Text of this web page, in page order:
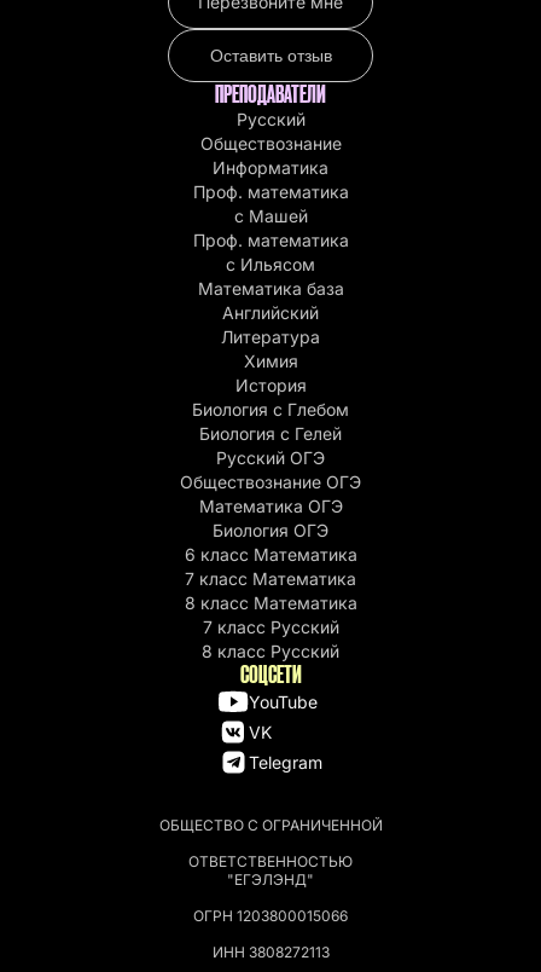
ОБЩЕСТВО С ОГРАНИЧЕННОЙ
ОТВЕТСТВЕННОСТЬЮ
"ЕГЭЛЭНД"
ОГРН 1203800015066
ИНН 3808272113
Оставить отзыв
ПРЕПОДАВАТЕЛИ
Русский
Обществознание
Информатика
Проф. математика
с Машей
Проф. математика
c Ильясом
Математика база
Английский
Литература
Химия
История
Биология с Глебом
Биология с Гелей
Русский ОГЭ
Обществознание ОГЭ
Математика ОГЭ
Биология ОГЭ
6 класс Математика
7 класс Математика
8 класс Математика
7 класс Русский
8 класс Русский
СОЦСЕТИ
YouTube
VK
Telegram